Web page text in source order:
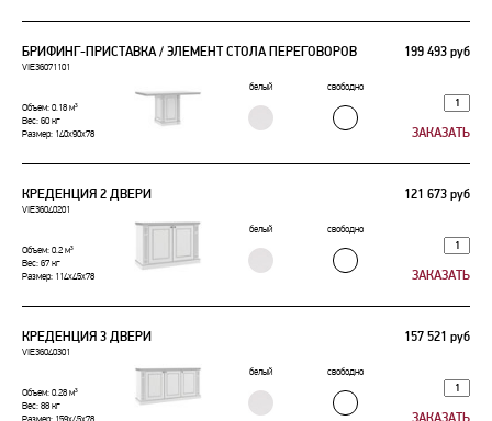
БРИФИНГ-ПРИСТАВКА / ЭЛЕМЕНТ СТОЛА ПЕРЕГОВОРОВ 199 493 руб
VIE36071101
белый
свободно
Объем: 0.18 м³
Вес: 60 кг
Размер: 140x90x78
КРЕДЕНЦИЯ 2 ДВЕРИ 121 673 руб
VIE36040201
белый
свободно
Объем: 0.2 м³
Вес: 67 кг
Размер: 114x45x78
КРЕДЕНЦИЯ 3 ДВЕРИ 157 521 руб
VIE36040301
белый
свободно
Объем: 0.28 м³
Вес: 88 кг